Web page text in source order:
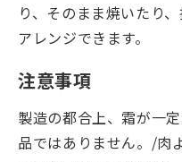
り、そのまま焼いたり
アレンジできます。
注意事項
製造の都合上、霜が一
品ではありません。/肉